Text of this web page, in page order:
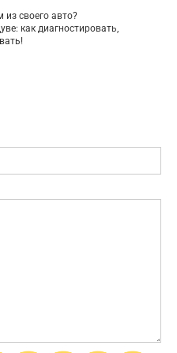
своего авто?
как диагностировать,